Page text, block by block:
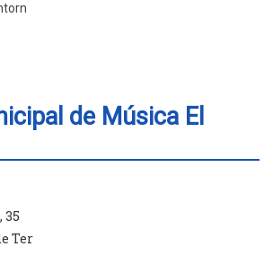
de Música El
35
Ter